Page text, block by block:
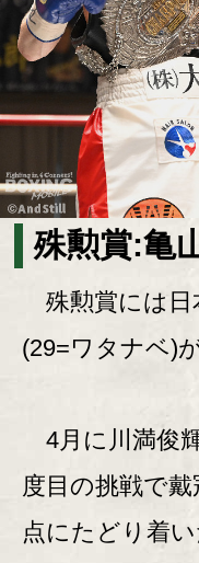
殊勲賞:亀
殊勲賞には日
(29=ワタナベ)
4月に川満俊
度目の挑戦で
点にたどり着